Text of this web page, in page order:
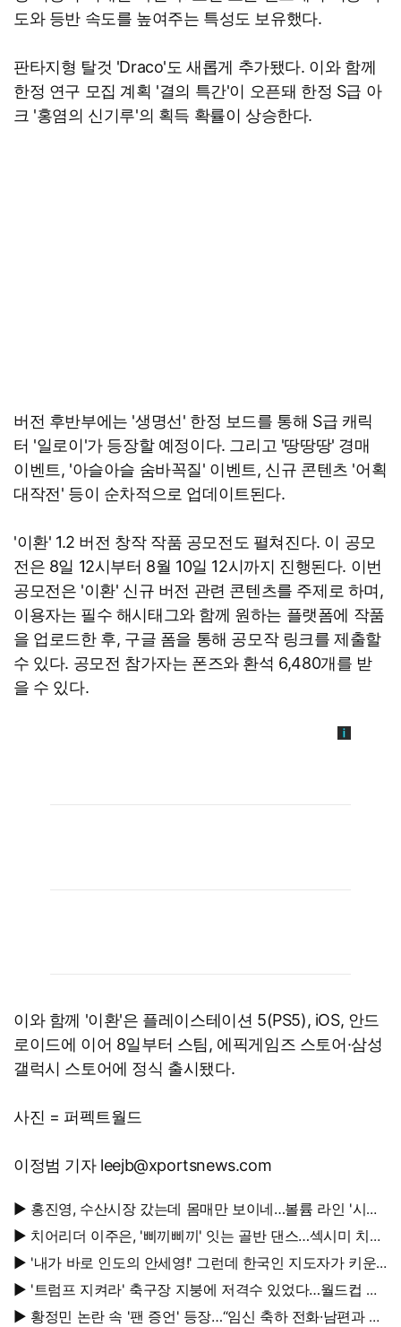
도와 등반 속도를 높여주는 특성도 보유했다.
판타지형 탈것 'Draco'도 새롭게 추가됐다. 이와 함께
한정 연구 모집 계획 '결의 특간'이 오픈돼 한정 S급 아
크 '홍염의 신기루'의 획득 확률이 상승한다.
버전 후반부에는 '생명선' 한정 보드를 통해 S급 캐릭
터 '일로이'가 등장할 예정이다. 그리고 '땅땅땅' 경매
이벤트, '아슬아슬 숨바꼭질' 이벤트, 신규 콘텐츠 '어획
대작전' 등이 순차적으로 업데이트된다.
'이환' 1.2 버전 창작 작품 공모전도 펼쳐진다. 이 공모
전은 8일 12시부터 8월 10일 12시까지 진행된다. 이번
공모전은 '이환' 신규 버전 관련 콘텐츠를 주제로 하며,
이용자는 필수 해시태그와 함께 원하는 플랫폼에 작품
을 업로드한 후, 구글 폼을 통해 공모작 링크를 제출할
수 있다. 공모전 참가자는 폰즈와 환석 6,480개를 받
을 수 있다.
이와 함께 '이환'은 플레이스테이션 5(PS5), iOS, 안드
로이드에 이어 8일부터 스팀, 에픽게임즈 스토어·삼성
갤럭시 스토어에 정식 출시됐다.
사진 = 퍼펙트월드
이정범 기자 leejb@xportsnews.com
▶ 홍진영, 수산시장 갔는데 몸매만 보이네…볼륨 라인 '시선
강탈'
▶ 치어리더 이주은, '삐끼삐끼' 잇는 골반 댄스…섹시미 치사
량
▶ '내가 바로 인도의 안세영!' 그런데 한국인 지도자가 키운
다
▶ '트럼프 지켜라' 축구장 지붕에 저격수 있었다…월드컵 결
승전 비화
▶ 황정민 논란 속 '팬 증언' 등장…“임신 축하 전화·남편과 식